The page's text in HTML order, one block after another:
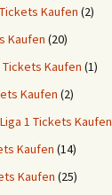
Kaufen (2)
Kaufen (20)
Kaufen (1)
Kaufen (2)
1 Tickets Kaufen
Kaufen (14)
Kaufen (25)